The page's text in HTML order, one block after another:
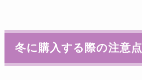
冬に購入する際の注意点